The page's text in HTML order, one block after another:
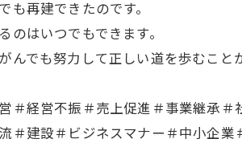
も再建できたのです。
のはいつでもできます。
んでも努力して正しい道を歩むこと
＃経営不振＃売上促進＃事業継承
＃建設＃ビジネスマナー＃中小企